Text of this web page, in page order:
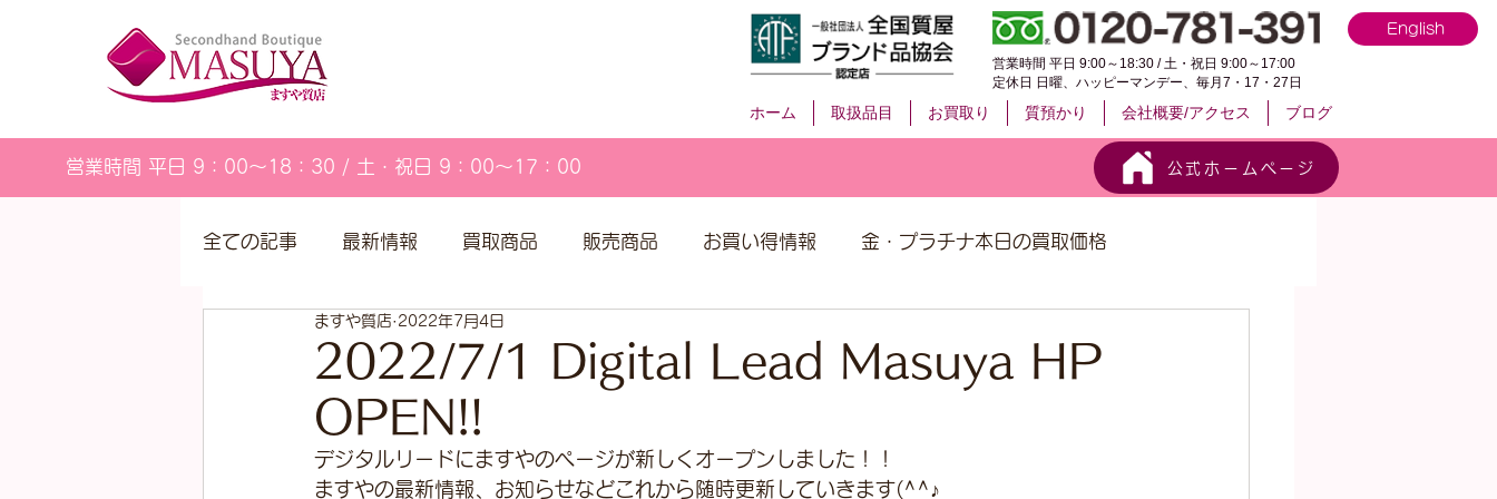
English
営業時間 平日 9:00～18:30 / 土・祝日 9:00～17:00
定休日 日曜、ハッピーマンデー、毎月7・17・27日
ホーム 取扱品目 お買取り 質預かり 会社概要/アクセス ブログ
営業時間 平日 9：00～18：30 / 土・祝日 9：00～17：00 公式ホームページ
全ての記事 最新情報 買取商品 販売商品 お買い得情報 金・プラチナ本日の買取価格
営業カレンダー
2022/7/1 Digital Lead Masuya HP
OPEN!!
ますや質店 2022年7月4日
デジタルリードにますやのページが新しくオープンしました！！
ますやの最新情報、お知らせなどこれから随時更新していきます(^^♪